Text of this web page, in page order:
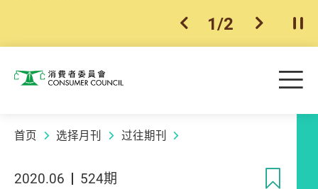
上一个
1/2 下一个开
消费者委员会 目
首页 选择月刊 过往期刊
2020.06 524期